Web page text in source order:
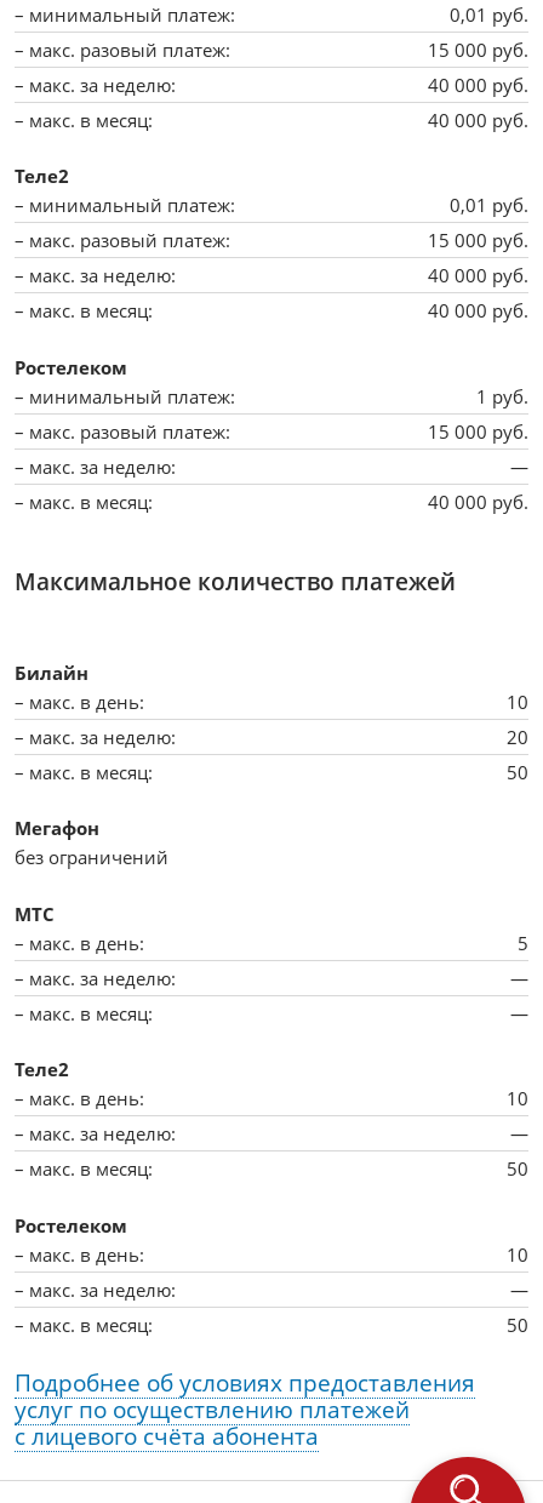
0,01 руб.
15 000 руб.
40 000 руб.
40 000 руб.
Теле2
0,01 руб.
15 000 руб.
40 000 руб.
40 000 руб.
Ростелеком
1 руб.
15 000 руб.
—
40 000 руб.
Максимальное количество платежей
Билайн
10
20
50
Мегафон
без ограничений
МТС
5
—
—
Теле2
10
—
50
Ростелеком
10
—
50
Подробнее об условиях предоставления
услуг по осуществлению платежей
с лицевого счёта абонента